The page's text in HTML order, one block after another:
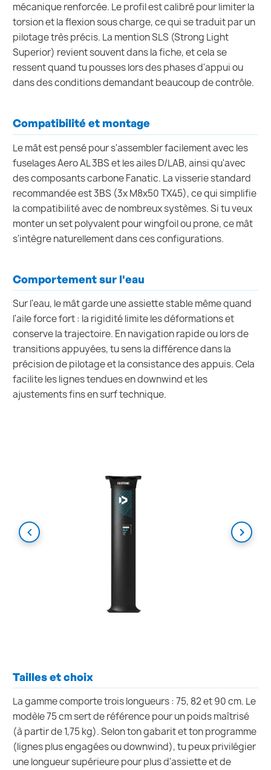
mécanique renforcée. Le profil est calibré pour limiter la
torsion et la flexion sous charge, ce qui se traduit par un
pilotage très précis. La mention SLS (Strong Light
Superior) revient souvent dans la fiche, et cela se
ressent quand tu pousses lors des phases d'appui ou
dans des conditions demandant beaucoup de contrôle.
Compatibilité et montage
Le mât est pensé pour s'assembler facilement avec les
fuselages Aero AL 3BS et les ailes D/LAB, ainsi qu'avec
des composants carbone Fanatic. La visserie standard
recommandée est 3BS (3x M8x50 TX45), ce qui simplifie
la compatibilité avec de nombreux systèmes. Si tu veux
monter un set polyvalent pour wingfoil ou prone, ce mât
s'intègre naturellement dans ces configurations.
Comportement sur l'eau
Sur l'eau, le mât garde une assiette stable même quand
l'aile force fort : la rigidité limite les déformations et
conserve la trajectoire. En navigation rapide ou lors de
transitions appuyées, tu sens la différence dans la
précision de pilotage et la consistance des appuis. Cela
facilite les lignes tendues en downwind et les
ajustements fins en surf technique.
Tailles et choix
La gamme comporte trois longueurs : 75, 82 et 90 cm. Le
modèle 75 cm sert de référence pour un poids maîtrisé
(à partir de 1,75 kg). Selon ton gabarit et ton programme
(lignes plus engagées ou downwind), tu peux privilégier
une longueur supérieure pour plus d'assiette et de